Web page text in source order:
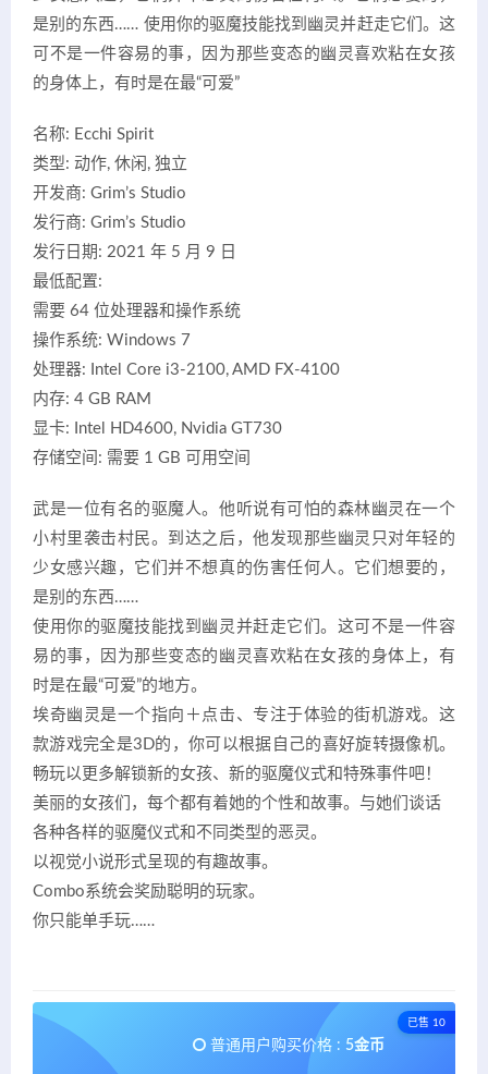
是别的东西…… 使用你的驱魔技能找到幽灵并赶走它们。这
可不是一件容易的事，因为那些变态的幽灵喜欢粘在女孩
的身体上，有时是在最“可爱”
名称: Ecchi Spirit
类型: 动作, 休闲, 独立
开发商: Grim’s Studio
发行商: Grim’s Studio
发行日期: 2021 年 5 月 9 日
最低配置:
需要 64 位处理器和操作系统
操作系统: Windows 7
处理器: Intel Core i3-2100, AMD FX-4100
内存: 4 GB RAM
显卡: Intel HD4600, Nvidia GT730
存储空间: 需要 1 GB 可用空间
武是一位有名的驱魔人。他听说有可怕的森林幽灵在一个
小村里袭击村民。到达之后，他发现那些幽灵只对年轻的
少女感兴趣，它们并不想真的伤害任何人。它们想要的，
是别的东西……
使用你的驱魔技能找到幽灵并赶走它们。这可不是一件容
易的事，因为那些变态的幽灵喜欢粘在女孩的身体上，有
时是在最“可爱”的地方。
埃奇幽灵是一个指向＋点击、专注于体验的街机游戏。这
款游戏完全是3D的，你可以根据自己的喜好旋转摄像机。
畅玩以更多解锁新的女孩、新的驱魔仪式和特殊事件吧！
美丽的女孩们，每个都有着她的个性和故事。与她们谈话
各种各样的驱魔仪式和不同类型的恶灵。
以视觉小说形式呈现的有趣故事。
Combo系统会奖励聪明的玩家。
你只能单手玩……
已售 10
普通用户购买价格 : 5金币